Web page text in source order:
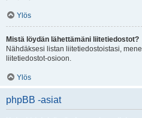
Ylös
Mistä löydän lähettämäni liitetiedostot?
Nähdäksesi listan liitetiedostoistasi,
liitetiedostot-osioon.
Ylös
phpBB -asiat